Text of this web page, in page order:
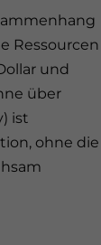
Ressourcen
und
über
ist
ohne die